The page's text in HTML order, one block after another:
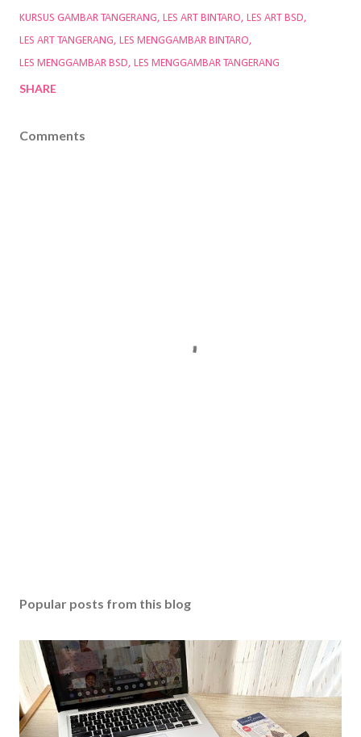
KURSUS GAMBAR TANGERANG
LES ART BINTARO
LES ART BSD
LES ART TANGERANG
LES MENGGAMBAR BINTARO
LES MENGGAMBAR BSD
LES MENGGAMBAR TANGERANG
SHARE
Comments
Popular posts from this blog